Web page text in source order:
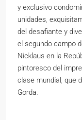
y exclusivo
unidades,
del desafiante y
el segundo campo
Nicklaus en la
pintoresco del
clase mundial, que
Gorda.